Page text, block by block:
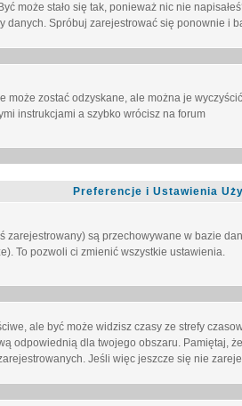
może stało się tak, ponieważ nic nie
danych. Spróbuj zarejestrować się ponownie i
może zostać odzyskane, ale można je
instrukcjami a szybko wrócisz na forum
Preferencje i Ustawienia
zarejestrowany) są przechowywane w bazie
To pozwoli ci zmienić wszystkie ustawienia.
ale być może widzisz czasy ze strefy
odpowiednią dla twojego obszaru. Pamiętaj,
Jeśli więc jeszcze się nie